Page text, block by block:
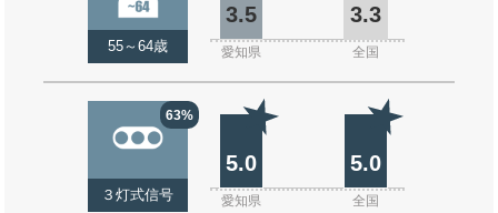
55～64歳
3.5 3.3
愛知県 全国
63%
３灯式信号
5.0 5.0
愛知県 全国